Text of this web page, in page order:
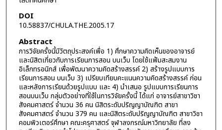
DOI
10.58837/CHULA.THE.2005.17
Abstract
การวิจัยครั้งนี้มีวัตถุประสงค์เพื่อ 1) ศึกษาความคิดเห็นของอาจารย์
และนิสิตเกี่ยวกับการเรียนการสอน บนเว็บ โดยใช้แฟ้มสะสมงาน
อิเล็กทรอนิกส์ เพื่อพัฒนาความคิดสร้างสรรค์ 2) สร้างรูปแบบการ
เรียนการสอน บนเว็บ 3) เปรียบเทียบคะแนนความคิดสร้างสรรค์ ก่อน
และหลังการเรียนด้วยรูปแบบ และ 4) นำเสนอ รูปแบบการเรียนการ
สอนบนเว็บ กลุ่มตัวอย่างที่ใช้ในการวิจัยครั้งนี้ ได้แก่ อาจารย์สาขาวิชา
สังคมศาสตร์ จำนวน 36 คน นิสิตระดับปริญญาบัณฑิต สาขา
สังคมศาสตร์ จำนวน 379 คน และนิสิตระดับปริญญาบัณฑิต สาขาวิชา
คอมพิวเตอร์ศึกษา คณะครุศาสตร์ จุฬาลงกรณ์มหาวิทยาลัย ที่ลง